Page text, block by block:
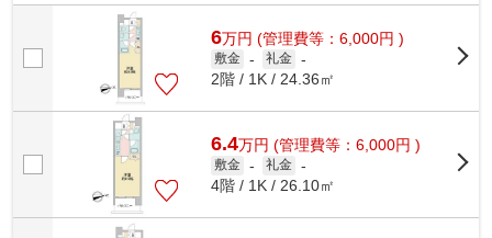
6万円 (管理費等：6,000円 )
敷金 - 礼金 -
2階 / 1K / 24.36㎡
6.4万円 (管理費等：6,000円 )
敷金 - 礼金 -
4階 / 1K / 26.10㎡